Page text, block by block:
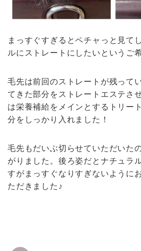
まっすぐすぎるとペチャっと見て
ルにストレートにしたいというご
毛先は前回のストレートが残って
てきた部分をストレートエステさ
は栄養補給をメインとするトリー
分をしっかり入れました！
毛先もだいぶ切らせていただいた
がりました。後ろ姿だとナチュラ
すがまっすぐなりすぎないように
ただきました♪